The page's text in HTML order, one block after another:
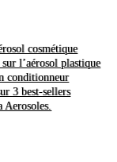
cosmétique
l’aérosol plastique
conditionneur
3 best-sellers
Aerosoles.